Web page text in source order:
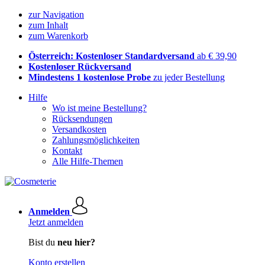
zur Navigation
zum Inhalt
zum Warenkorb
Österreich: Kostenloser Standardversand ab € 39,90
Kostenloser Rückversand
Mindestens 1 kostenlose Probe zu jeder Bestellung
Hilfe
Wo ist meine Bestellung?
Rücksendungen
Versandkosten
Zahlungsmöglichkeiten
Kontakt
Alle Hilfe-Themen
Anmelden
Jetzt anmelden
Bist du neu hier?
Konto erstellen